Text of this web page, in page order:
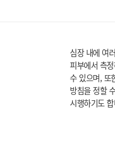
심장 내에 여
피부에서 측
수 있으며, 또
방침을 정할
시행하기도